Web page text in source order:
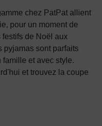
chez PatPat allient
pour un moment de
de Noël aux
pyjamas sont parfaits
famille et avec style.
et trouvez la coupe